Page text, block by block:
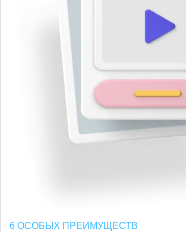
6 ОСОБЫХ ПРЕИМУЩЕСТВ